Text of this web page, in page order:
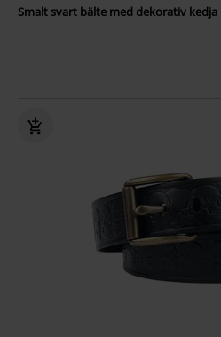
Smalt svart bälte med dekorativ kedja